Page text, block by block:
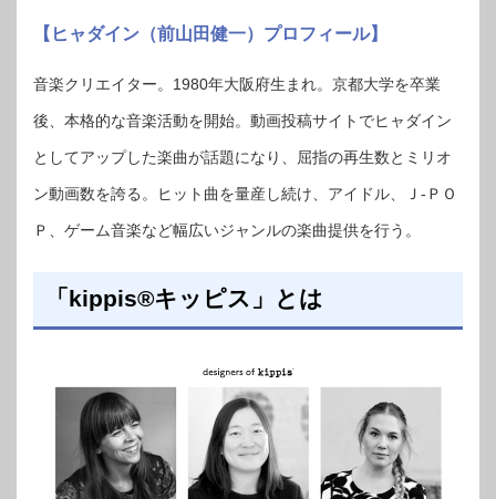
【ヒャダイン（前山田健一）プロフィール】
音楽クリエイター。1980年大阪府生まれ。京都大学を卒業
後、本格的な音楽活動を開始。動画投稿サイトでヒャダイン
としてアップした楽曲が話題になり、屈指の再生数とミリオ
ン動画数を誇る。ヒット曲を量産し続け、アイドル、Ｊ-ＰＯ
Ｐ、ゲーム音楽など幅広いジャンルの楽曲提供を行う。
「kippis®キッピス」とは